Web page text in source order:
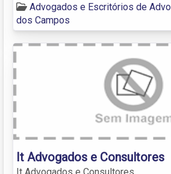
Advogados e Escritórios de
dos Campos
It Advogados e Consultores
It Advogados e Consultores